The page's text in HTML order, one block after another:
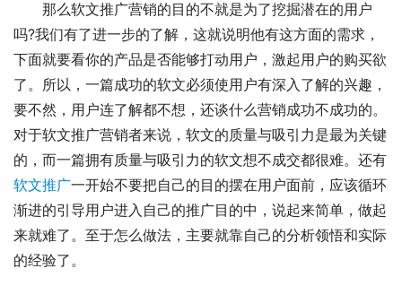
那么软文推广营销的目的不就是为了挖掘潜在的用户
吗?我们有了进一步的了解，这就说明他有这方面的需求，
下面就要看你的产品是否能够打动用户，激起用户的购买欲
了。所以，一篇成功的软文必须使用户有深入了解的兴趣，
要不然，用户连了解都不想，还谈什么营销成功不成功的。
对于软文推广营销者来说，软文的质量与吸引力是最为关键
的，而一篇拥有质量与吸引力的软文想不成交都很难。还有
软文推广一开始不要把自己的目的摆在用户面前，应该循环
渐进的引导用户进入自己的推广目的中，说起来简单，做起
来就难了。至于怎么做法，主要就靠自己的分析领悟和实际
的经验了。